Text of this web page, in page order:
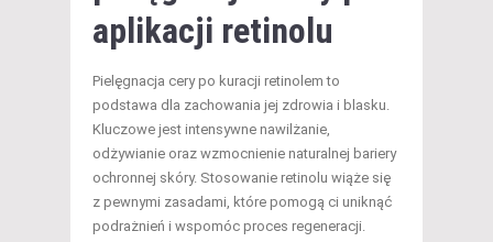
aplikacji retinolu
Pielęgnacja cery po kuracji retinolem to
podstawa dla zachowania jej zdrowia i blasku.
Kluczowe jest intensywne nawilżanie,
odżywianie oraz wzmocnienie naturalnej bariery
ochronnej skóry. Stosowanie retinolu wiąże się
z pewnymi zasadami, które pomogą ci uniknąć
podrażnień i wspomóc proces regeneracji.